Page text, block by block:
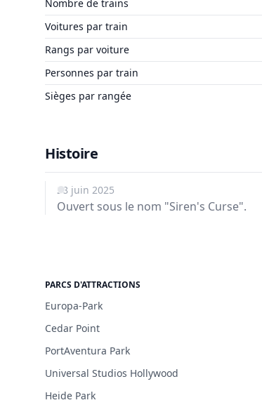
Nombre de trains
Voitures par train
Rangs par voiture
Personnes par train
Sièges par rangée
Histoire
28 juin 2025
Ouvert sous le nom "Siren's Curse".
PARCS D'ATTRACTIONS
Europa-Park
Cedar Point
PortAventura Park
Universal Studios Hollywood
Heide Park